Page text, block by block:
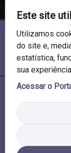
86
Este site
Utilizamos
do site e,
estatística,
sua
Acessar o